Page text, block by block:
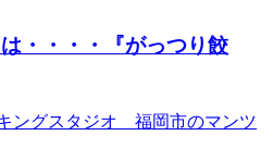
・・・・『がっつり餃